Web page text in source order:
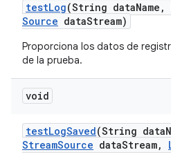
testLog(String dataName ,
Source dataStream)
Proporciona los datos de
de la prueba.
void
testLogSaved(String data
StreamSource dataStream,